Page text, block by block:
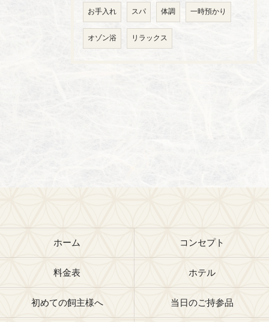
お手入れ スパ 体調 一時預かり
オゾン浴 リラックス
ホーム コンセプト
料金表 ホテル
初めての飼主様へ 当日のご持参品